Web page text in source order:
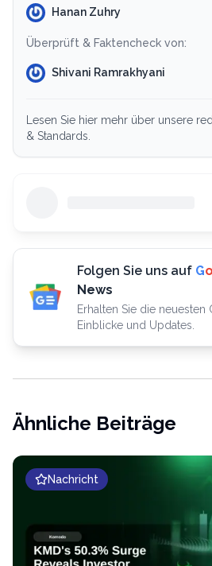
Hanan Zuhry
Überprüft & Faktencheck von:
Shivani Ramrakhyani
Lesen Sie hier mehr über unsere
& Standards.
Folgen Sie uns auf Go
News
Erhalten Sie die neuesten
Einblicke und Updates.
Ähnliche Beiträge
Nachricht